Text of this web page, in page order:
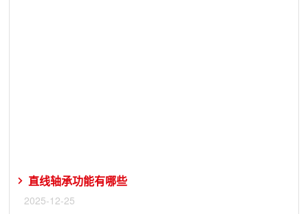
直线轴承功能有哪些
2025-12-25